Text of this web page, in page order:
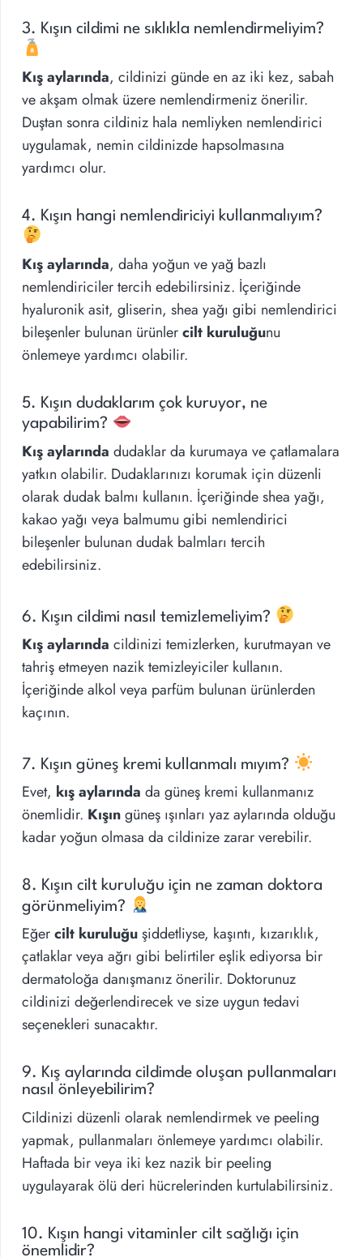
3. Kışın cildimi ne sıklıkla nemlendirmeliyim?
Kış aylarında, cildinizi günde en az iki kez, sabah
ve akşam olmak üzere nemlendirmeniz önerilir.
Duştan sonra cildiniz hala nemliyken nemlendirici
uygulamak, nemin cildinizde hapsolmasına
yardımcı olur.
4. Kışın hangi nemlendiriciyi kullanmalıyım?
Kış aylarında, daha yoğun ve yağ bazlı
nemlendiriciler tercih edebilirsiniz. İçeriğinde
hyaluronik asit, gliserin, shea yağı gibi nemlendirici
bileşenler bulunan ürünlercilt kuruluğunu
önlemeye yardımcı olabilir.
5. Kışın dudaklarım çok kuruyor, ne
yapabilirim?
Kış aylarında dudaklar da kurumaya ve çatlamalara
yatkın olabilir. Dudaklarınızı korumak için düzenli
olarak dudak balmı kullanın. İçeriğinde shea yağı,
kakao yağı veya balmumu gibi nemlendirici
bileşenler bulunan dudak balmları tercih
edebilirsiniz.
6. Kışın cildimi nasıl temizlemeliyim?
Kış aylarında cildinizi temizlerken, kurutmayan ve
tahriş etmeyen nazik temizleyiciler kullanın.
İçeriğinde alkol veya parfüm bulunan ürünlerden
kaçının.
7. Kışın güneş kremi kullanmalı mıyım?
Evet, kış aylarında da güneş kremi kullanmanız
önemlidir. Kışıngüneş ışınları yaz aylarında olduğu
kadar yoğun olmasa da cildinize zarar verebilir.
8. Kışın cilt kuruluğu için ne zaman doktora
görünmeliyim?
Eğercilt kuruluğuşiddetliyse, kaşıntı, kızarıklık,
çatlaklar veya ağrı gibi belirtiler eşlik ediyorsa bir
dermatoloğa danışmanız önerilir. Doktorunuz
cildinizi değerlendirecek ve size uygun tedavi
seçenekleri sunacaktır.
9. Kış aylarında cildimde oluşan pullanmaları
nasıl önleyebilirim?
Cildinizi düzenli olarak nemlendirmek ve peeling
yapmak, pullanmaları önlemeye yardımcı olabilir.
Haftada bir veya iki kez nazik bir peeling
uygulayarak ölü deri hücrelerinden kurtulabilirsiniz.
10. Kışın hangi vitaminler cilt sağlığı için
önemlidir?